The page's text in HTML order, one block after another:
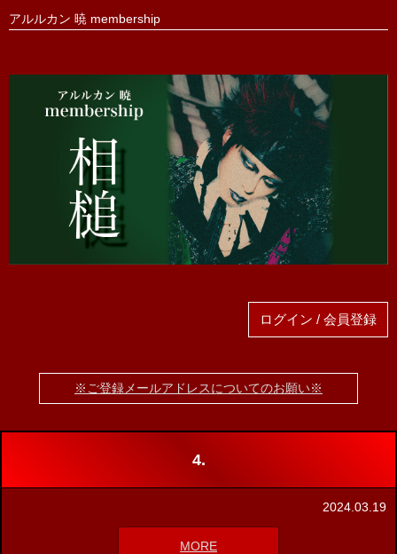
アルルカン 暁 membership
ログイン / 会員登録
※ご登録メールアドレスについてのお願い※
4.
2024.03.19
MORE